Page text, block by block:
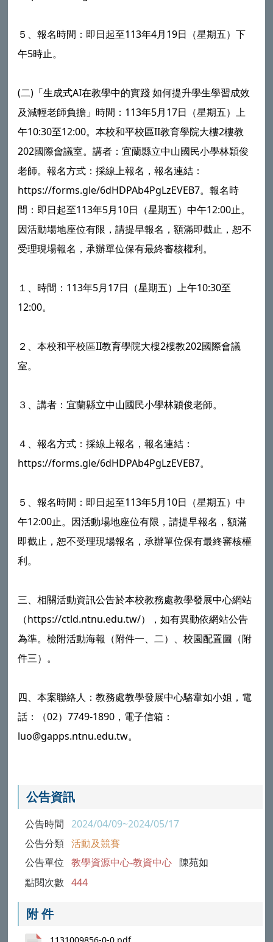
５、報名時間：即日起至113年4月19日（星期五）下
午5時止。
(二)「生成式AI在教學中的實踐 如何提升學生學習成效
及減輕老師負擔」時間：113年5月17日（星期五）上
午10:30至12:00。本校和平校區II教育學院大樓2樓教
202國際會議室。講者：宜蘭縣立中山國民小學林穎俊
老師。報名方式：採線上報名，報名連結：
https://forms.gle/6dHDPAb4PgLzEVEB7。報名時
間：即日起至113年5月10日（星期五）中午12:00止。
因活動場地座位有限，請提早報名，額滿即截止，恕不
受理現場報名，承辦單位保有最終審核權利。
１、時間：113年5月17日（星期五）上午10:30至
12:00。
２、本校和平校區II教育學院大樓2樓教202國際會議
室。
３、講者：宜蘭縣立中山國民小學林穎俊老師。
４、報名方式：採線上報名，報名連結：
https://forms.gle/6dHDPAb4PgLzEVEB7。
５、報名時間：即日起至113年5月10日（星期五）中
午12:00止。因活動場地座位有限，請提早報名，額滿
即截止，恕不受理現場報名，承辦單位保有最終審核權
利。
三、相關活動資訊公告於本校教務處教學發展中心網站
（https://ctld.ntnu.edu.tw/），如有異動依網站公告
為準。檢附活動海報（附件一、二）、校園配置圖（附
件三）。
四、本案聯絡人：教務處教學發展中心駱韋如小姐，電
話：（02）7749-1890，電子信箱：
luo@gapps.ntnu.edu.tw。
公告資訊
公告時間 2024/04/09~2024/05/17
公告分類 活動及競賽
公告單位 教學資源中心-教資中心 陳苑如
點閱次數 444
附 件